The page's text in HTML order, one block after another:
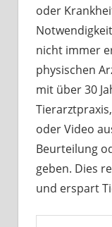
oder
nicht immer
physischen
mit über 30
oder Video
Beurteilung
geben. Dies
und erspart